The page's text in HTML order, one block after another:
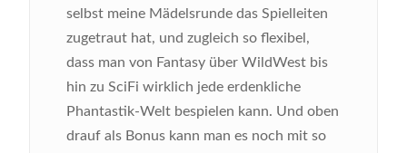
selbst meine Mädelsrunde das Spielleiten
zugetraut hat, und zugleich so flexibel,
dass man von Fantasy über WildWest bis
hin zu SciFi wirklich jede erdenkliche
Phantastik-Welt bespielen kann. Und oben
drauf als Bonus kann man es noch mit so